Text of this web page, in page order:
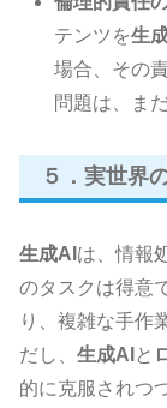
テンツを生
場合、その
問題は、ま
５．実世界
生成AI は、情報
のタスクは得意
り、複雑な手作
だし、 生成AI と
的に克服されつ